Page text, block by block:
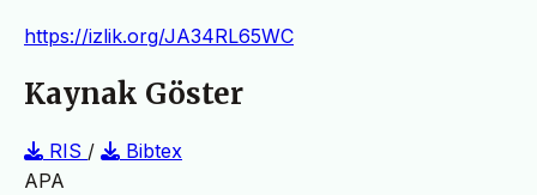
https://izlik.org/JA34RL65WC
Kaynak Göster
RIS /
Bibtex
APA